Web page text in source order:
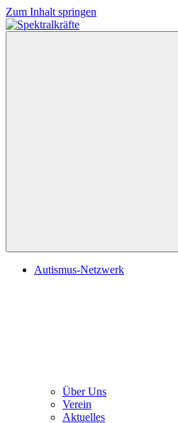
Zum Inhalt springen
Autismus-Netzwerk
Über Uns
Verein
Aktuelles